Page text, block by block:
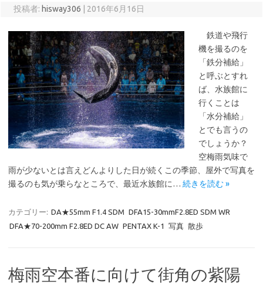
投稿者: hisway306 2016年6月16日
鉄道や飛行
機を撮るのを
「鉄分補給」
と呼ぶとすれ
ば、水族館に
行くことは
「水分補給」
とでも言うの
でしょうか？
空梅雨気味で
雨が少ないとは言えどんよりした日が続くこの季節、屋外で写真を
撮るのも気が乗らなところで、最近水族館に… 続きを読む »
カテゴリー: DA★55mm F1.4 SDM DFA15-30mmF2.8ED SDM WR
DFA★70-200mm F2.8ED DC AW PENTAX K-1 写真 散歩
梅雨空本番に向けて街角の紫陽